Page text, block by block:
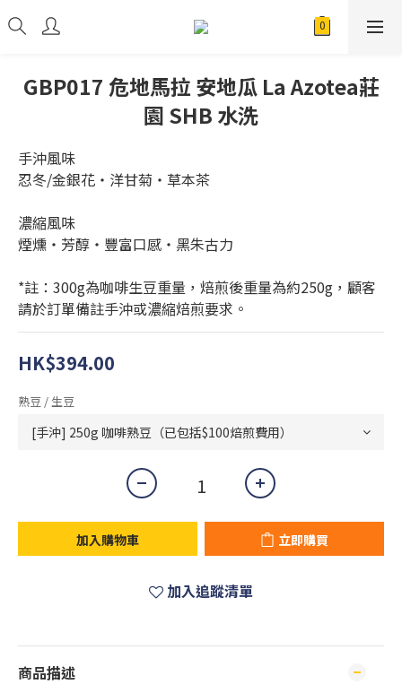
GBP017 危地馬拉 安地瓜 La Azotea莊
園 SHB 水洗
手沖風味
忍冬/金銀花・洋甘菊・草本茶
濃縮風味
煙燻・芳醇・豐富口感・黑朱古力
*註：300g為咖啡生豆重量，焙煎後重量為約250g，顧客
請於訂單備註手沖或濃縮焙煎要求。
HK$394.00
熟豆 / 生豆
加入購物車 立即購買
加入追蹤清單
商品描述